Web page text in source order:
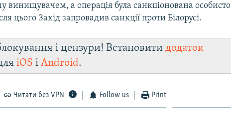
винищувачем, а операція була санкціонована особисто
цього Захід запровадив санкції проти Білорусі.
і цензури! Встановитидодаток
iOS іAndroid.
Читати без VPN Follow us Print